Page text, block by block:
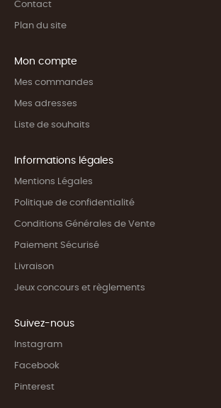
Contact
Plan du site
Mon compte
Mes commandes
Mes adresses
Liste de souhaits
Informations légales
Mentions Légales
Politique de confidentialité
Conditions Générales de Vente
Paiement Sécurisé
Livraison
Jeux concours et règlements
Suivez-nous
Instagram
Facebook
Pinterest